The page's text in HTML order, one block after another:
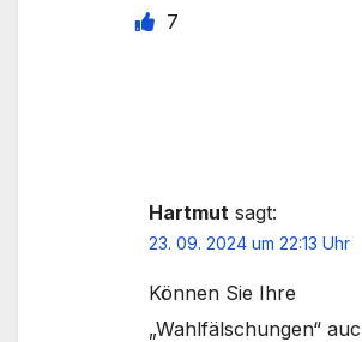
7
Hartmut sagt:
23. 09. 2024 um 22:13 Uhr
Können Sie Ihre
„Wahlfälschungen“